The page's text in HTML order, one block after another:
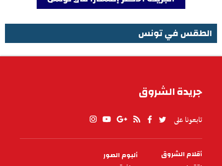
الطقس في تونس
جريدة الشروق
تابعونا على
PIED
أقلام الشروق
ألبوم الصور